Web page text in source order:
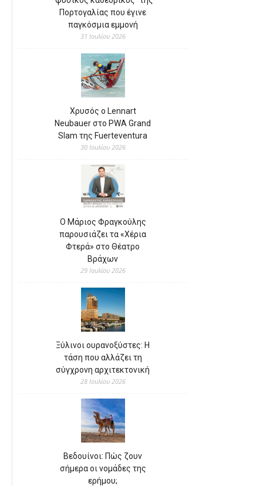
Πορτογαλίας που έγινε
παγκόσμια εμμονή
31 Ιουλίου 2026
Χρυσός ο Lennart
Neubauer στο PWA Grand
Slam της Fuerteventura
30 Ιουλίου 2026
Ο Μάριος Φραγκούλης
παρουσιάζει τα «Χέρια
Φτερά» στο Θέατρο
Βράχων
29 Ιουλίου 2026
Ξύλινοι ουρανοξύστες: Η
τάση που αλλάζει τη
σύγχρονη αρχιτεκτονική
28 Ιουλίου 2026
Βεδουίνοι: Πώς ζουν
σήμερα οι νομάδες της
ερήμου;